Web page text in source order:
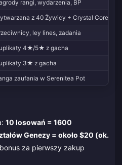
rangi, wydarzenia, BP
z 40 Żywicy + Crystal Core
ley lines, zadania
4★/5★ z gacha
3★ z gacha
zaufania w Serenitea Pot
10 losowań = 1600
Genezy = około $20 (ok.
za pierwszy zakup